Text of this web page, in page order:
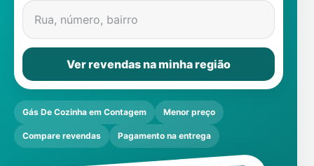
Contatos
Rua, número, bairro
Ver revendas na minha região
Gás De Cozinha em Contagem Menor preço
Compare revendas Pagamento na entrega